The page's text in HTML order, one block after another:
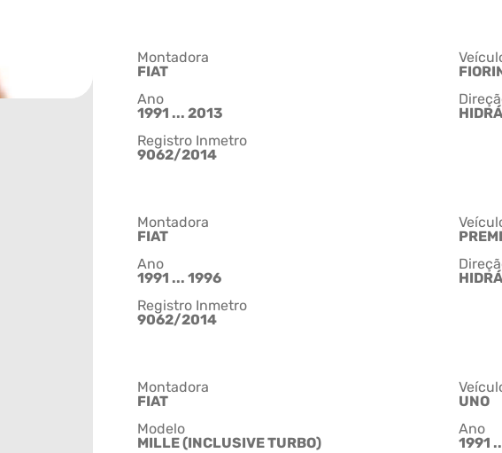
Montadora
FIAT
Ano
1991 ... 2013
Registro Inmetro
9062/2014
Montadora
FIAT
Ano
1991 ... 1996
Registro Inmetro
9062/2014
Montadora
FIAT
UNO
Modelo
MILLE (INCLUSIVE TURBO)
Ano
1991